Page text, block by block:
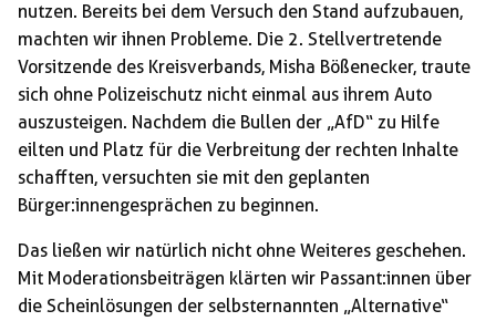
nutzen. Bereits bei dem Versuch den Stand aufzubauen,
machten wir ihnen Probleme. Die 2. Stellvertretende
Vorsitzende des Kreisverbands, Misha Bößenecker, traute
sich ohne Polizeischutz nicht einmal aus ihrem Auto
auszusteigen. Nachdem die Bullen der „AfD“ zu Hilfe
eilten und Platz für die Verbreitung der rechten Inhalte
schafften, versuchten sie mit den geplanten
Bürger:innengesprächen zu beginnen.
Das ließen wir natürlich nicht ohne Weiteres geschehen.
Mit Moderationsbeiträgen klärten wir Passant:innen über
die Scheinlösungen der selbsternannten „Alternative“